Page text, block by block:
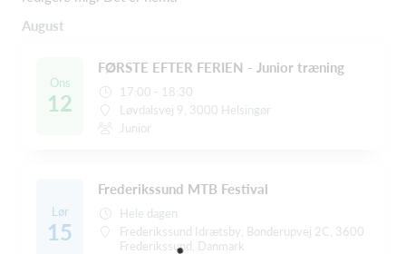
August
Ons
12
FØRSTE EFTER FERIEN - Junior træning
17:00 - 18:30
Løvdalsvej 9, 3000 Helsingør
Junior
Lør
15
Frederikssund MTB Festival
Hele dagen
Frederikssund Idrætsby, Bonderupvej 2C, 3600
Frederikssund, Danmark